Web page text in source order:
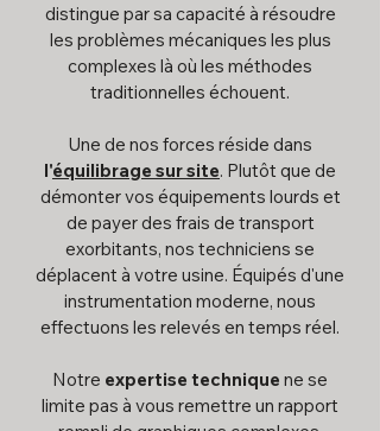
distingue par sa capacité à résoudre
les problèmes mécaniques les plus
complexes là où les méthodes
traditionnelles échouent.
Une de nos forces réside dans
l'équilibrage sur site. Plutôt que de
démonter vos équipements lourds et
de payer des frais de transport
exorbitants, nos techniciens se
déplacent à votre usine. Équipés d'une
instrumentation moderne, nous
effectuons les relevés en temps réel.
Notre expertise technique ne se
limite pas à vous remettre un rapport